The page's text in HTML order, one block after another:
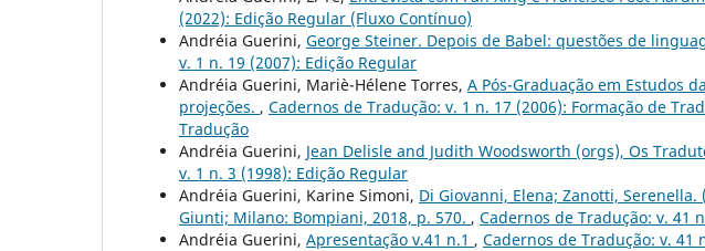
(2022): Edição Regular (Fluxo Contínuo)
Andréia Guerini, George Steiner. Depois de Babel: questões de
v. 1 n. 19 (2007): Edição Regular
Andréia Guerini, Mariè-Hélene Torres, A Pós-Graduação em Estudos
projeções. , Cadernos de Tradução: v. 1 n. 17 (2006): Formação de
Tradução
Andréia Guerini, Jean Delisle and Judith Woodsworth (orgs), Os
v. 1 n. 3 (1998): Edição Regular
Andréia Guerini, Karine Simoni, Di Giovanni, Elena; Zanotti,
Giunti; Milano: Bompiani, 2018, p. 570. , Cadernos de Tradução: v. 41
Andréia Guerini, Apresentação v.41 n.1 , Cadernos de Tradução: v. 41